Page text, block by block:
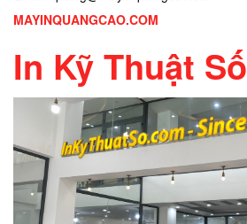
MAYINQUANGCAO.COM
In Kỹ Thuật Số